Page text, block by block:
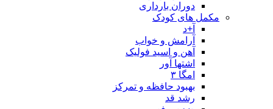
دوران بارداری
مکمل های کودک
آ+د
آرامش و خواب
آهن و اسید فولیک
اشتها آور
امگا ۳
بهبود حافظه و تمرکز
رشد قد